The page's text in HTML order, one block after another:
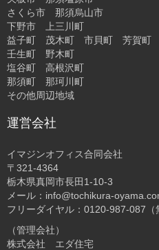
さくら市 那須烏山市
下野市 上三川町
益子町 茂木町 市貝町 芳賀町
壬生町 野木町
塩谷町 高根沢町
那須町 那珂川町
その他周辺地域
運営会社
イマジンオフィス合同会社
〒321-4364
栃木県真岡市長田1-10-3
メール：info@tochikura-
フリーダイヤル：0120-987-087（
（管理会社）
株式会社 エダ住宅